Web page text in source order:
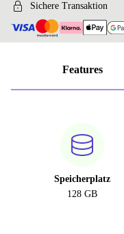
1512 GB
Sichere Transaktion
Features
Speicherplatz
128 GB